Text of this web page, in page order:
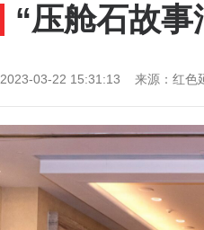
“压舱石故
2023-03-22 15:31:13 来源：红色